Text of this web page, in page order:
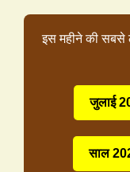
इस महीने की सबसे
जुलाई
साल